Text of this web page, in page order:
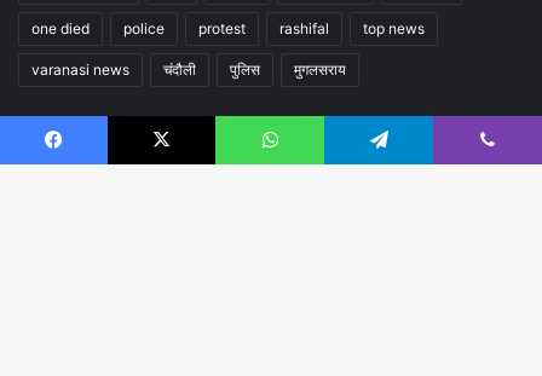
one died police protest rashifal top news
varanasi news चंदौली पुलिस मुगलसराय
Follow us
Facebook X WhatsApp Telegram Viber